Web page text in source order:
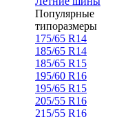
Популярные
типоразмеры
175/65 R14
185/65 R14
185/65 R15
195/60 R16
195/65 R15
205/55 R16
215/55 R16